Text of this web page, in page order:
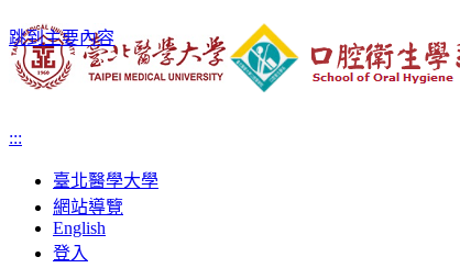
跳到主要內容
:::
臺北醫學大學
網站導覽
English
登入